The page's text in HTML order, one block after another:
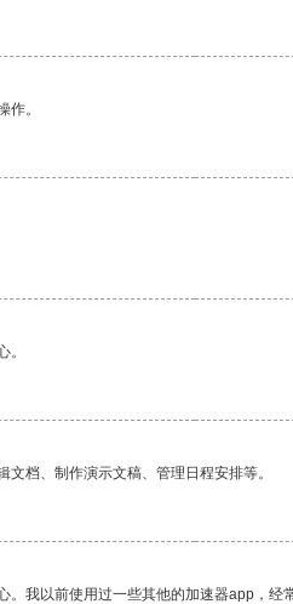
。
。
档、制作演示文稿、管理日程安排等。
我以前使用过一些其他的加速器app，经